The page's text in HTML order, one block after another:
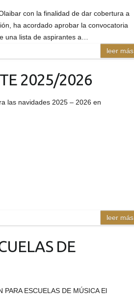
con la finalidad de dar cobertura a
ha acordado aprobar la convocatoria
una lista de aspirantes a…
leer más
2025/2026
las navidades 2025 – 2026 en
leer más
DE
PARA ESCUELAS DE MÚSICA El